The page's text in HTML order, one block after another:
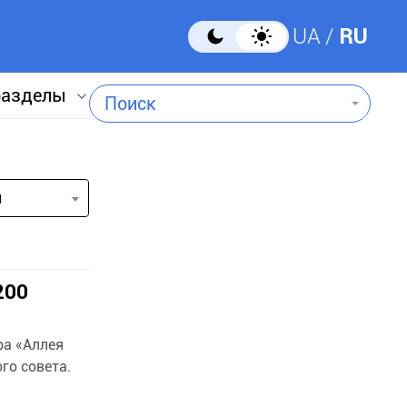
UA RU
Поиск
«Аллея
совета.